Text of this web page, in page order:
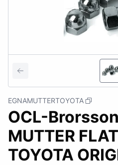
EGNAMUTTERTOYOTA
OCL-
MUTTER
TOYOTA